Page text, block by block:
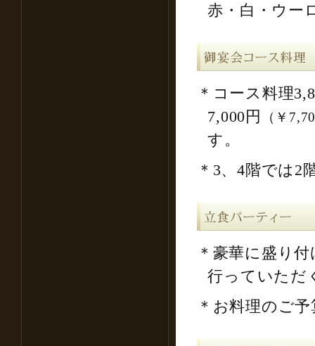
赤・白・ウー
＊コース料理
7,000円
（￥
す。
＊3、4階では2
＊豪華に盛り
行っていただ
＊お料理のご